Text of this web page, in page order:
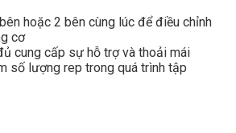
hoặc 2 bên cùng lúc để điều chỉnh
cơ
cung cấp sự hỗ trợ và thoải mái
số lượng rep trong quá trình tập